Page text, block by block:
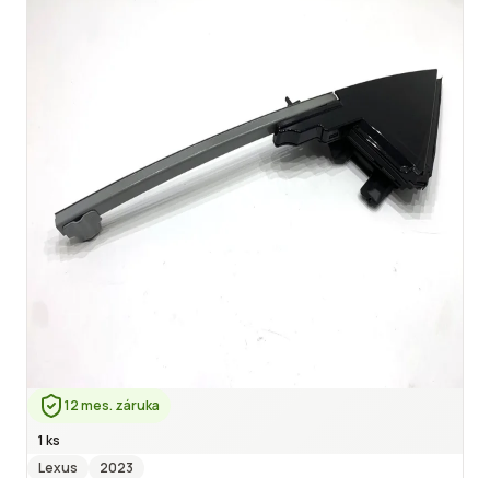
12 mes. záruka
1 ks
Lexus
2023